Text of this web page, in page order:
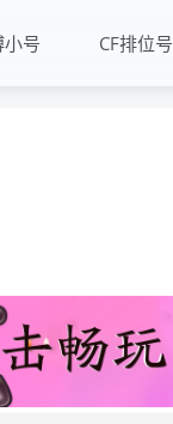
号 CF排位号